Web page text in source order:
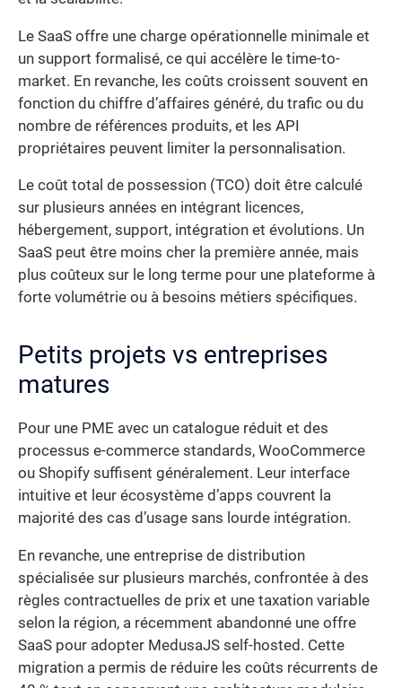
Le SaaS offre une charge opérationnelle minimale et
un support formalisé, ce qui accélère le time-to-
market. En revanche, les coûts croissent souvent en
fonction du chiffre d’affaires généré, du trafic ou du
nombre de références produits, et les API
propriétaires peuvent limiter la personnalisation.
Le coût total de possession (TCO) doit être calculé
sur plusieurs années en intégrant licences,
hébergement, support, intégration et évolutions. Un
SaaS peut être moins cher la première année, mais
plus coûteux sur le long terme pour une plateforme à
forte volumétrie ou à besoins métiers spécifiques.
Petits projets vs entreprises
matures
Pour une PME avec un catalogue réduit et des
processus e-commerce standards, WooCommerce
ou Shopify suffisent généralement. Leur interface
intuitive et leur écosystème d’apps couvrent la
majorité des cas d’usage sans lourde intégration.
En revanche, une entreprise de distribution
spécialisée sur plusieurs marchés, confrontée à des
règles contractuelles de prix et une taxation variable
selon la région, a récemment abandonné une offre
SaaS pour adopter MedusaJS self-hosted. Cette
migration a permis de réduire les coûts récurrents de